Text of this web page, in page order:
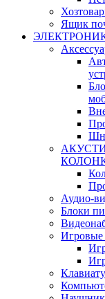
Ящик
Аудио-
Блоки
Игровые